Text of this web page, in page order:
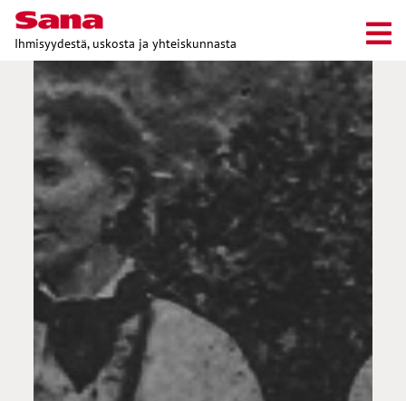
Ihmisyydestä, uskosta ja yhteiskunnasta